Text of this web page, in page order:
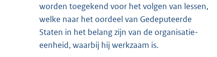
worden toegekend voor het volgen van lessen,
welke naar het oordeel van Gedeputeerde
Staten in het belang zijn van de organisatie-
eenheid, waarbij hij werkzaam is.